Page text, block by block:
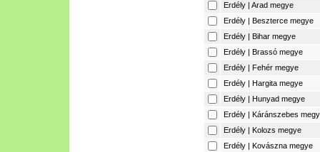
Erdély | Arad megye
Erdély | Beszterce megye
Erdély | Bihar megye
Erdély | Brassó megye
Erdély | Fehér megye
Erdély | Hargita megye
Erdély | Hunyad megye
Erdély | Káránszebes
Erdély | Kolozs megye
Erdély | Kovászna megye